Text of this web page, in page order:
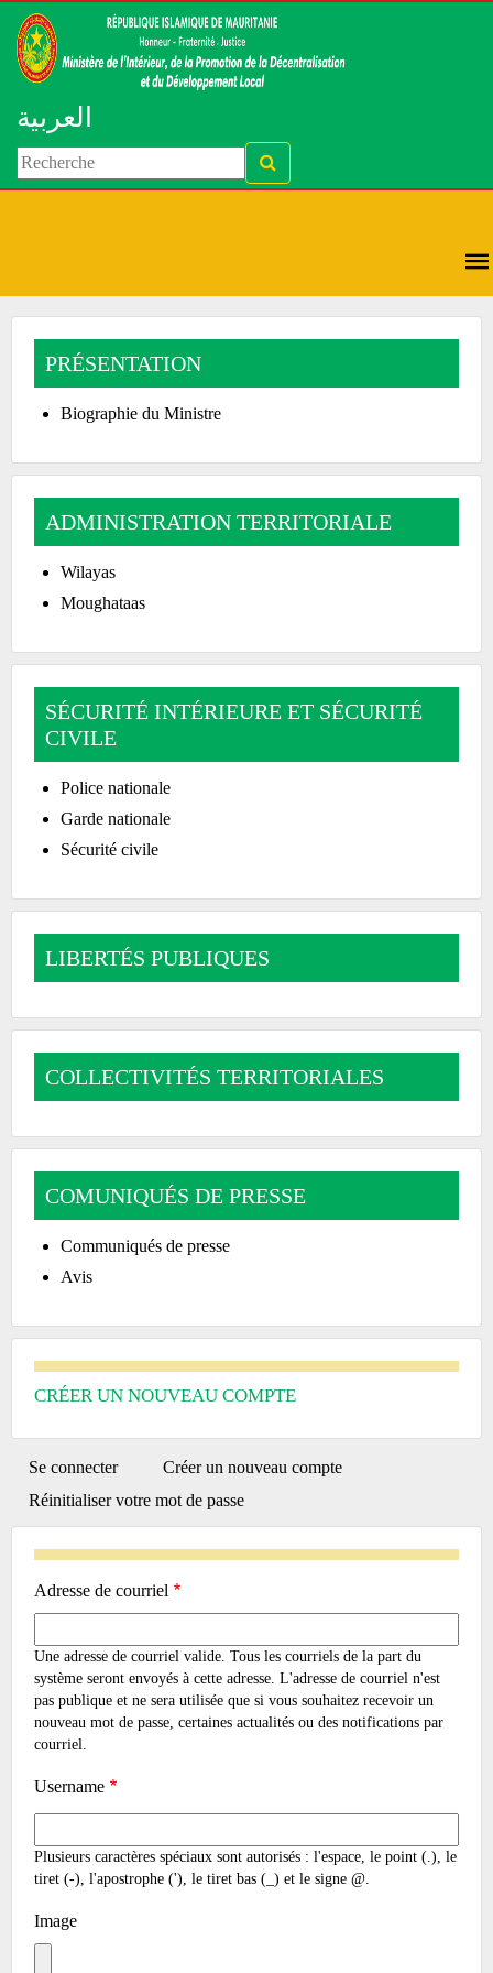
العربية
PRÉSENTATION
Biographie du Ministre
ADMINISTRATION TERRITORIALE
Wilayas
Moughataas
SÉCURITÉ INTÉRIEURE ET SÉCURITÉ
CIVILE
Police nationale
Garde nationale
Sécurité civile
LIBERTÉS PUBLIQUES
COLLECTIVITÉS TERRITORIALES
COMUNIQUÉS DE PRESSE
Communiqués de presse
Avis
CRÉER UN NOUVEAU COMPTE
PRIMARY
TABS
Se connecter Créer un nouveau compte(onglet
Réinitialiser votre mot de passe
Adresse de courriel
Une adresse de courriel valide. Tous les courriels de la part du
système seront envoyés à cette adresse. L'adresse de courriel n'est
pas publique et ne sera utilisée que si vous souhaitez recevoir un
nouveau mot de passe, certaines actualités ou des notifications par
courriel.
Username
Plusieurs caractères spéciaux sont autorisés : l'espace, le point (.), le
tiret (-), l'apostrophe ('), le tiret bas (_) et le signe @.
Image